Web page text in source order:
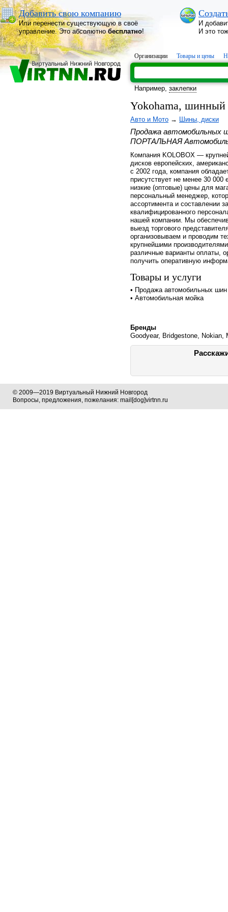
Добавить свою компанию
Или перенести существующую в своё
управление. Это абсолютнобесплатно!
И
И это
Организации Товары и цены
Например, заклепки
Yokohama,
Авто и Мото → Шины, диски
Продажа автомобильных
ПОРТАЛЬНАЯ
Компания KOLOBOX —
дисков европейских,
с 2002 года, компания
присутствует не менее 30 000
низкие (оптовые) цены для
персональный менеджер,
ассортимента и составлении
квалифицированного
нашей компании. Мы
выезд торгового
организовываем и проводим
крупнейшими
различные варианты оплаты,
получить оперативную
Товары и услуги
• Продажа автомобильных шин
• Автомобильная мойка
Бренды
Goodyear, Bridgestone,
© 2009—2019 Виртуальный Нижний Новгород
Вопросы, предложения, пожелания: mail[dog]virtnn.ru